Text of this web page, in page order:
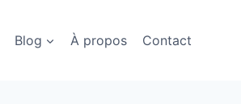
Blog À propos Contact